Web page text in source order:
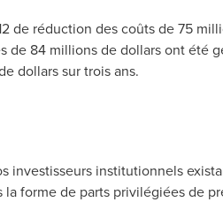
de réduction des coûts de 75
de 84 millions de dollars ont été
dollars sur trois ans.
investisseurs institutionnels
la forme de parts privilégiées de